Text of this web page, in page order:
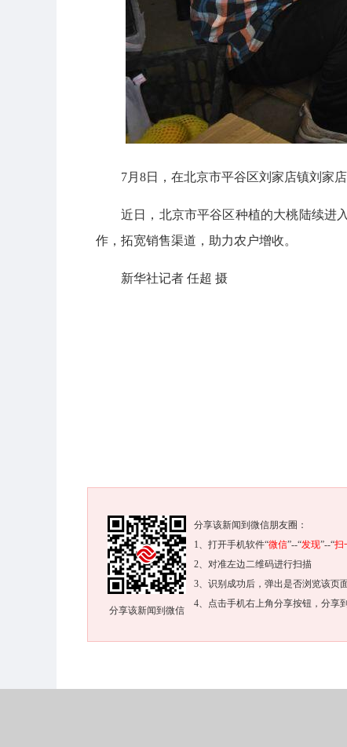
7月8日，在北京市平谷区刘家店镇刘家
近日，北京市平谷区种植的大桃陆续进
作，拓宽销售渠道，助力农户增收。
新华社记者 任超 摄
分享该新闻到微信
分享该新闻到微信朋友圈：
1、打开手机软件“微信”--“发现”--“扫
2、对准左边二维码进行扫描
3、识别成功后，弹出是否浏览该页
4、点击手机右上角分享按钮，分享